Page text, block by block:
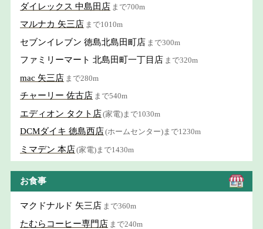
ダイレックス 中島田店 まで700m
マルナカ 矢三店 まで1010m
セブンイレブン 徳島北島田町店 まで300m
ファミリーマート 北島田町一丁目店 まで320m
mac 矢三店 まで280m
チャーリー 佐古店 まで540m
エディオン タクト店(家電)まで1030m
DCMダイキ 徳島西店(ホームセンター)まで1230m
ミマデン 本店(家電)まで1430m
お食事
マクドナルド 矢三店 まで360m
たむらコーヒー専門店 まで240m